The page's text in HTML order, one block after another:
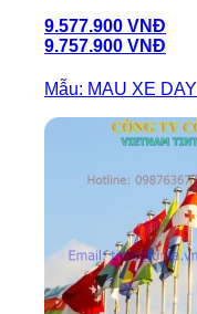
9.577.900 VNĐ
9.757.900 VNĐ
Mẫu: MAU XE